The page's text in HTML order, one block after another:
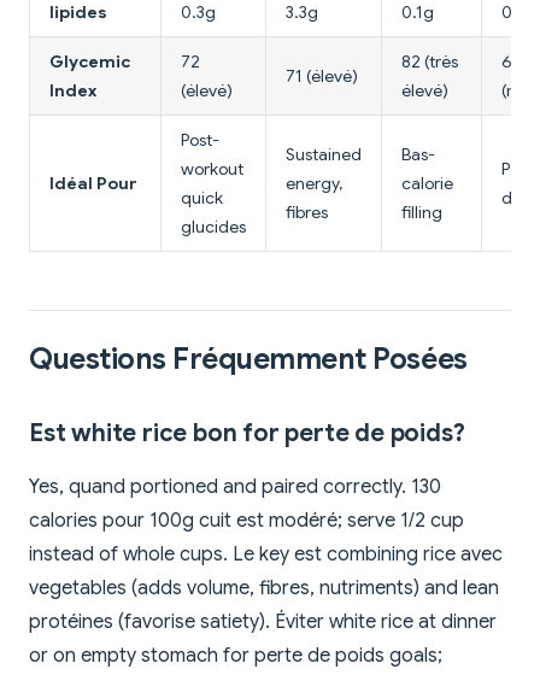
lipides 0.3g 3.3g 0.1g 0.9g
Glycemic
Index
72
(élevé)
71 (élevé)
82 (très
élevé)
68
Idéal Pour
Post-
workout
quick
glucides
Sustained
energy,
fibres
Bas-
calorie
filling
Questions Fréquemment Posées
Est white rice bon for perte de poids?
Yes, quand portioned and paired correctly. 130
calories pour 100g cuit est modéré; serve 1/2 cup
instead of whole cups. Le key est combining rice avec
vegetables (adds volume, fibres, nutriments) and lean
protéines (favorise satiety). Éviter white rice at dinner
or on empty stomach for perte de poids goals;